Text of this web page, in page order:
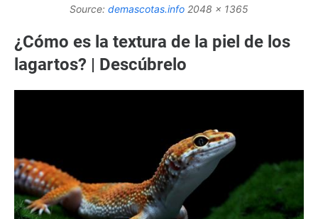
Source: demascotas.info 2048 x 1365
¿Cómo es la textura de la piel de los
lagartos? | Descúbrelo